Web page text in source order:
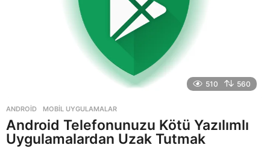
510 560
ANDROID ,MOBIL UYGULAMALAR
Android Telefonunuzu Kötü Yazılımlı
Uygulamalardan Uzak Tutmak